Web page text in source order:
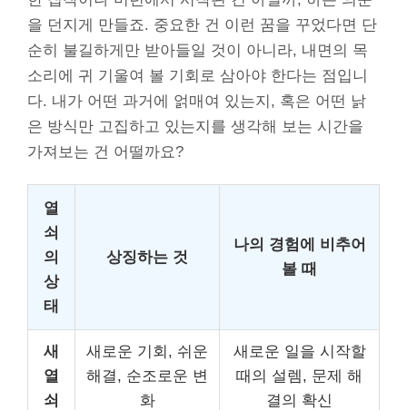
을 던지게 만들죠. 중요한 건 이런 꿈을 꾸었다면 단
순히 불길하게만 받아들일 것이 아니라, 내면의 목
소리에 귀 기울여 볼 기회로 삼아야 한다는 점입니
다. 내가 어떤 과거에 얽매여 있는지, 혹은 어떤 낡
은 방식만 고집하고 있는지를 생각해 보는 시간을
가져보는 건 어떨까요?
열
쇠
의
상
태
상징하는 것
나의 경험에 비추어
볼 때
새
열
쇠
새로운 기회, 쉬운
해결, 순조로운 변
화
새로운 일을 시작할
때의 설렘, 문제 해
결의 확신